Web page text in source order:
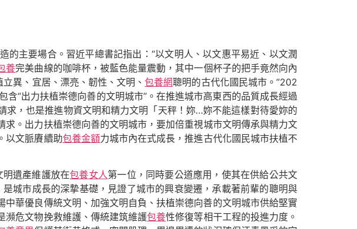
主要場合。習近平總書記指出：“以文明人、以文惠平易近、以文潤
養完美曲線的咖啡杯，被藍色能量震動，其中一個杯子的把手竟然向內
異、宜居、漂亮、韌性、文明、包養網聰明的古代化國民城市。”202
“出力扶植崇德向善的文明城市”。在推進城市高東西的品質成長經過
，也是推進物資文明和精力文明「天秤！妳…妳不能這樣對待愛妳的
求。出力扶植崇德向善的文明城市，要加倍重視城市文明傳承與精力文
以文脈賡續助包養金額力城市內在式成長，推進古代化國民城市扶植不
明遺產維護放在包養女人第一位，同時要公道應用，使其在供給公共文
城市成長的深摯基礎，見證了城市的興衰變遷，承載著前輩的聰明與
華優良傳統文明、加強文明自負、扶植崇德向善的文明城市供給堅實
瀕危文物挽救維護、傳統建筑維護包養性修復等相干工程的投進力度。